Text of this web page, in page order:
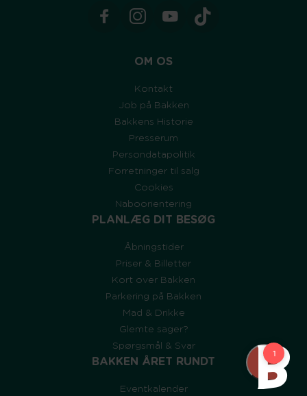
OM OS
Kontakt
Job på Bakken
Bakkens Historie
Presserum
Persondatapolitik
Forretninger til salg
Cookies
Naboorientering
PLANLÆG DIT BESØG
Åbningstider
Priser & Billetter
Kort over Bakken
Parkering på Bakken
Mad & Drikke
Glemte sager?
Spørgsmål & Svar
BAKKEN ÅRET RUNDT
Eventkalender